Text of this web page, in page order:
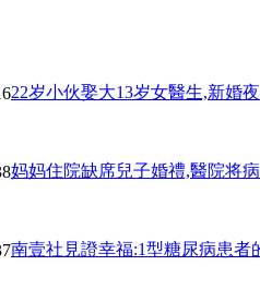
22岁小伙娶大13岁女醫生,新婚
妈妈住院缺席兒子婚禮,醫院将
南壹社見證幸福:1型糖尿病患者